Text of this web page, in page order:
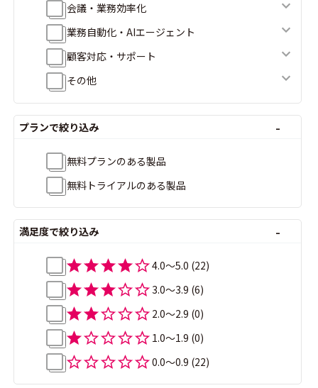
会議・業務効率化
業務自動化・AIエージェント
顧客対応・サポート
その他
プランで絞り込み
無料プランのある製品
無料トライアルのある製品
満足度で絞り込み
4.0〜5.0 (22)
3.0〜3.9 (6)
2.0〜2.9 (0)
1.0〜1.9 (0)
0.0〜0.9 (22)